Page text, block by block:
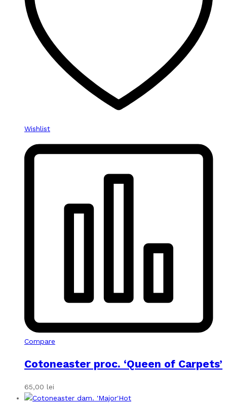
Wishlist
Compare
Cotoneaster proc. ‘Queen of Carpets’
65,00 lei
Hot